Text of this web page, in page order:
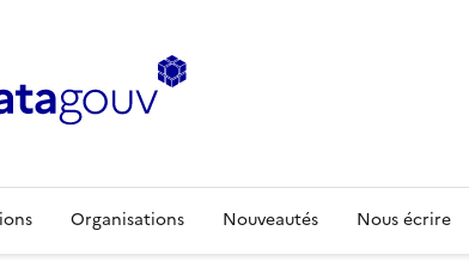
Organisations Nouveautés Nous écrire